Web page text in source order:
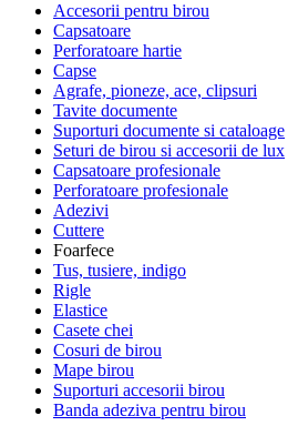
Accesorii pentru birou
Capsatoare
Perforatoare hartie
Capse
Agrafe, pioneze, ace, clipsuri
Tavite documente
Suporturi documente si cataloage
Seturi de birou si accesorii de lux
Capsatoare profesionale
Perforatoare profesionale
Adezivi
Cuttere
Foarfece
Tus, tusiere, indigo
Rigle
Elastice
Casete chei
Cosuri de birou
Mape birou
Suporturi accesorii birou
Banda adeziva pentru birou